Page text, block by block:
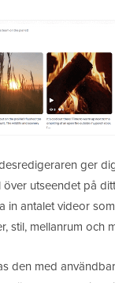
ger
utseendet på
in antalet videor
stil, mellanrum och
den med